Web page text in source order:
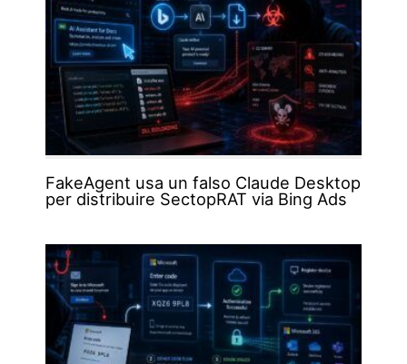
FakeAgent usa un falso Claude Desktop
per distribuire SectopRAT via Bing Ads